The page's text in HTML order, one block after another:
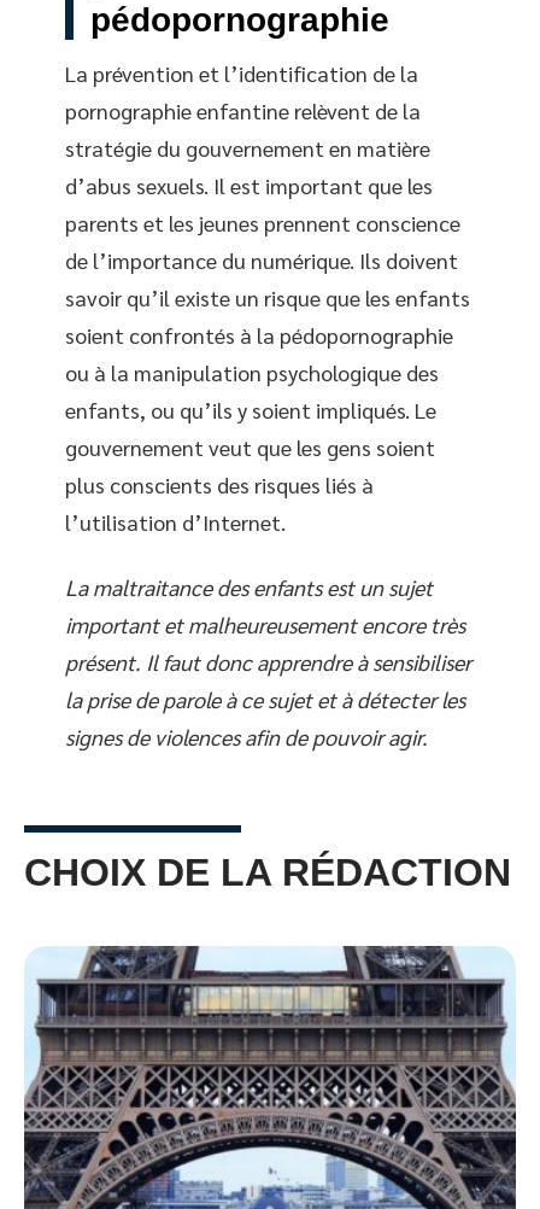
pédopornographie
La prévention et l’identification de la
pornographie enfantine relèvent de la
stratégie du gouvernement en matière
d’abus sexuels. Il est important que les
parents et les jeunes prennent conscience
de l’importance du numérique. Ils doivent
savoir qu’il existe un risque que les enfants
soient confrontés à la pédopornographie
ou à la manipulation psychologique des
enfants, ou qu’ils y soient impliqués. Le
gouvernement veut que les gens soient
plus conscients des risques liés à
l’utilisation d’Internet.
La maltraitance des enfants est un sujet
important et malheureusement encore très
présent. Il faut donc apprendre à sensibiliser
la prise de parole à ce sujet et à détecter les
signes de violences afin de pouvoir agir.
CHOIX DE LA RÉDACTION